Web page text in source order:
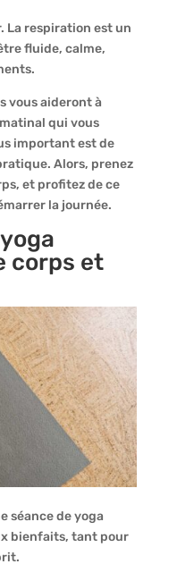
La respiration est un
fluide, calme,
vous aideront à
qui vous
important est de
Alors, prenez
et profitez de ce
la journée.
corps et
séance de yoga
bienfaits, tant pour